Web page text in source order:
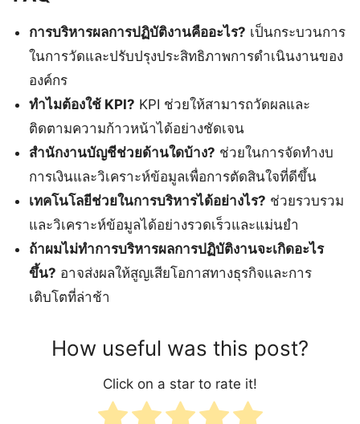
การบริหารผลการปฏิบัติงานคืออะไร? เป็นกระบวนการ
ในการวัดและปรับปรุงประสิทธิภาพการดำเนินงานของ
องค์กร
ทำไมต้องใช้ KPI? KPI ช่วยให้สามารถวัดผลและ
ติดตามความก้าวหน้าได้อย่างชัดเจน
สำนักงานบัญชีช่วยด้านใดบ้าง? ช่วยในการจัดทำงบ
การเงินและวิเคราะห์ข้อมูลเพื่อการตัดสินใจที่ดีขึ้น
เทคโนโลยีช่วยในการบริหารได้อย่างไร? ช่วยรวบรวม
และวิเคราะห์ข้อมูลได้อย่างรวดเร็วและแม่นยำ
ถ้าผมไม่ทำการบริหารผลการปฏิบัติงานจะเกิดอะไร
ขึ้น? อาจส่งผลให้สูญเสียโอกาสทางธุรกิจและการ
เติบโตที่ล่าช้า
How useful was this post?
Click on a star to rate it!